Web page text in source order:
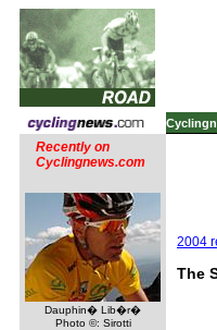
Recently on
Cyclingnews.com
Dauphin� Lib�r�
Photo ©: Sirotti
2004
The